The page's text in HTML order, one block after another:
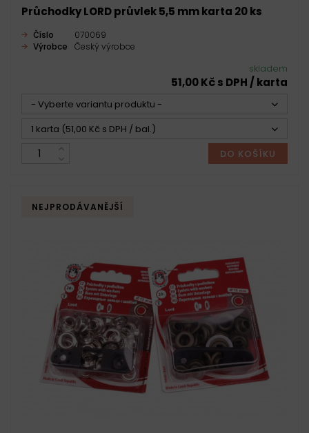
Průchodky LORD průvlek 5,5 mm karta 20 ks
Číslo
070069
Výrobce
Český výrobce
skladem
51,00 Kč s DPH / karta
- Vyberte variantu produktu -
1 karta (51,00 Kč s DPH / bal.)
DO KOŠÍKU
NEJPRODÁVANĚJŠÍ